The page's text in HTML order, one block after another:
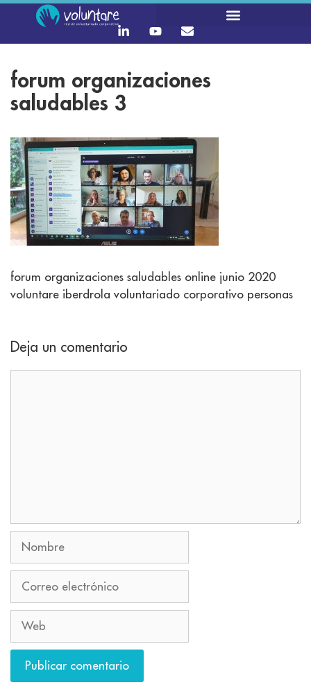
forum organizaciones
saludables 3
forum organizaciones saludables online junio 2020
voluntare iberdrola voluntariado corporativo personas
Deja un comentario